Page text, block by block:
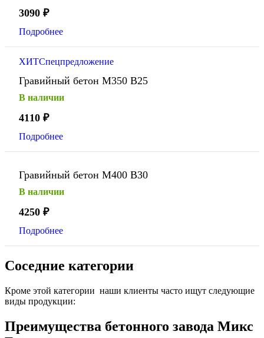
3090 ₽
Подробнее
ХИТСпецпредложение
Гравийный бетон М350 В25
В наличии
4110 ₽
Подробнее
Гравийный бетон М400 В30
В наличии
4250 ₽
Подробнее
Соседние категории
Кроме этой категории наши клиенты часто ищут следующие
виды продукции:
Преимущества бетонного завода Микс